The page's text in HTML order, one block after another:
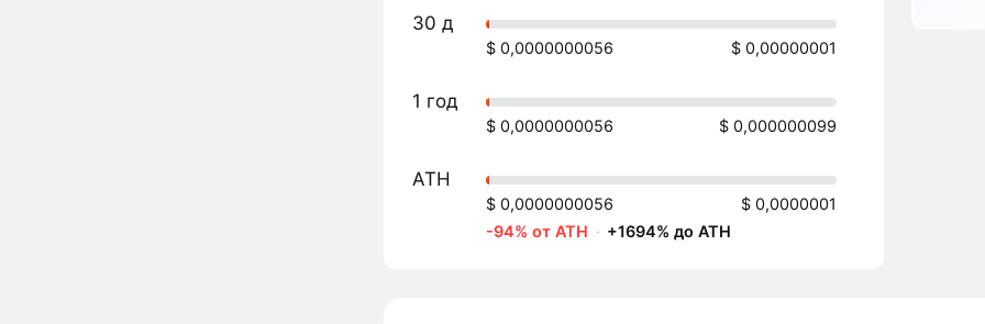
30 д
$ 0,0000000056 $ 0,00000001
1 год
$ 0,0000000056 $ 0,000000099
ATH
$ 0,0000000056
$ 0,0000001
-94% от ATH · +1694% до ATH